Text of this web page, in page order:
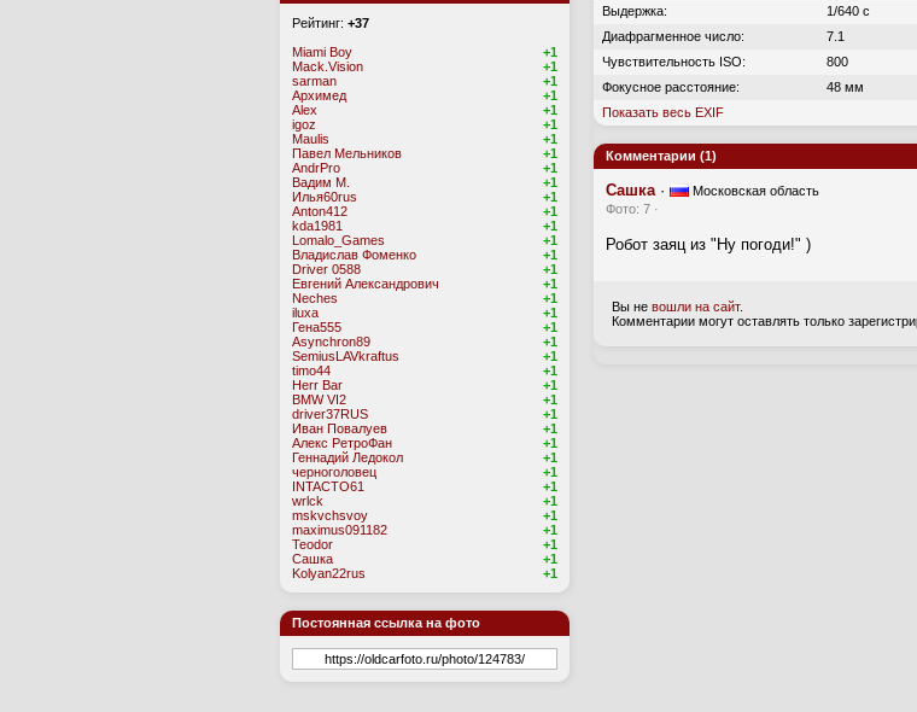
Рейтинг: +37
Miami Boy
+1
Mack.Vision
+1
sarman
+1
Архимед
+1
Alex
+1
igoz
+1
Maulis
+1
Павел Мельников
+1
AndrPro
+1
Вадим М.
+1
Илья60rus
+1
Anton412
+1
kda1981
+1
Lomalo_Games
+1
Владислав Фоменко
+1
Driver 0588
+1
Евгений Александрович
+1
Neches
+1
iluxa
+1
Гена555
+1
Asynchron89
+1
SemiusLAVkraftus
+1
timo44
+1
Herr Bar
+1
BMW VI2
+1
driver37RUS
+1
Иван Повалуев
+1
Алекс РетроФан
+1
Геннадий Ледокол
+1
черноголовец
+1
INTACTO61
+1
wrlck
+1
mskvchsvoy
+1
maximus091182
+1
Teodor
+1
Сашка
+1
Kolyan22rus
+1
Постоянная ссылка на фото
Выдержка:
1/640 с
Диафрагменное число:
7.1
Чувствительность ISO:
800
Фокусное расстояние:
48 мм
Показать весь EXIF
Комментарии (1)
Сашка·
Московская область
Фото: 7 ·
Робот заяц из "Ну погоди!" )
Вы не вошли на сайт.
Комментарии могут оставлять только